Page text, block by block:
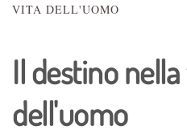
VITA DELL'UOMO
Il destino
dell'uomo